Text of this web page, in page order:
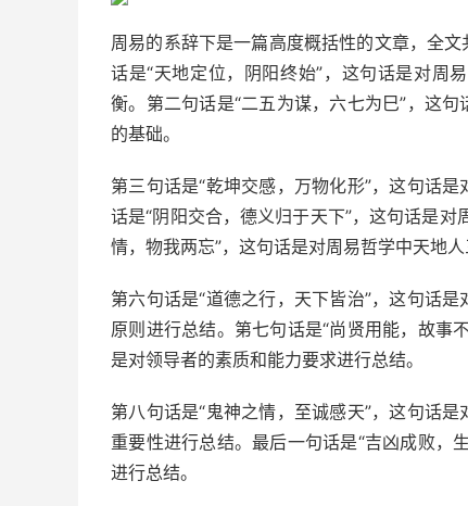
周易的系辞下是一篇高度概括性的文章，全
话是“天地定位，阴阳终始”，这句话是对周
衡。第二句话是“二五为谋，六七为巳”，这
的基础。
第三句话是“乾坤交感，万物化形”，这句话
话是“阴阳交合，德义归于天下”，这句话是
情，物我两忘”，这句话是对周易哲学中天地
第六句话是“道德之行，天下皆治”，这句话
原则进行总结。第七句话是“尚贤用能，故事
是对领导者的素质和能力要求进行总结。
第八句话是“鬼神之情，至诚感天”，这句话
重要性进行总结。最后一句话是“吉凶成败，
进行总结。